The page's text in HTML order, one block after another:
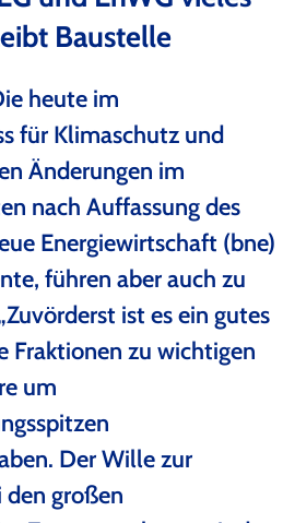
Baustelle
heute im
für Klimaschutz und
Änderungen im
nach Auffassung des
Energiewirtschaft (bne)
führen aber auch zu
ist es ein gutes
Fraktionen zu wichtigen
um
Der Wille zur
großen